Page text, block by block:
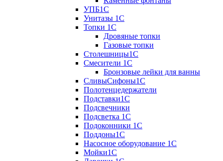
УПБ1С
Унитазы 1С
Топки 1С
Дровяные топки
Газовые топки
Столешницы1С
Смесители 1С
Бронзовые лейки для ванны
СливыСифоны1С
Полотенцедержатели
Подставки1С
Подсвечники
Подсветка 1С
Подоконники 1С
Поддоны1С
Насосное оборудование 1С
Мойки1С